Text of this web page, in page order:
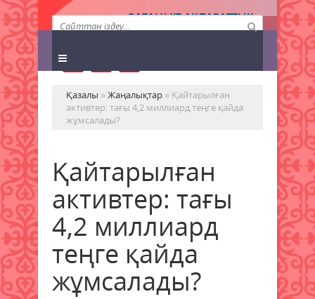
QAZALY.KZ АҚПАРАТТЫҚ
АГЕНТТІГІ
Қазалы »Жаңалықтар » Қайтарылған
активтер: тағы 4,2 миллиард теңге қайда
жұмсалады?
Қайтарылған
активтер: тағы
4,2 миллиард
теңге қайда
жұмсалады?